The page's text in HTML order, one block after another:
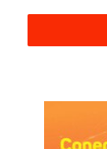
Segundo
teria tentado